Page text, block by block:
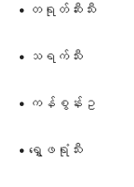
• တရုတ်ဆီးသီး
• သရက်သီး
• ကန်စွန်းဥ
• ရွှေဖရုံသီး